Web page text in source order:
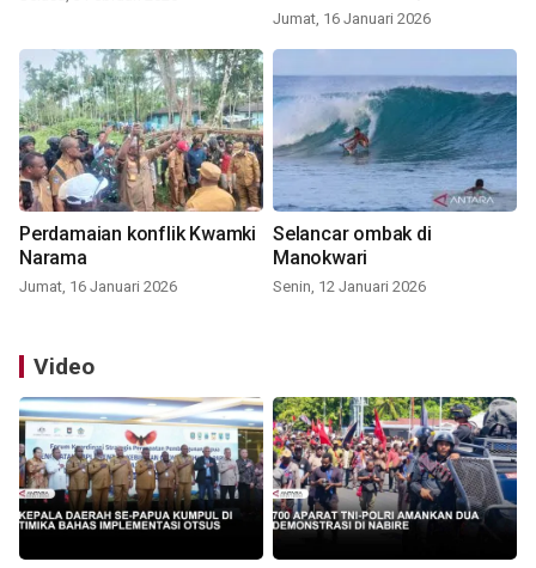
Jumat, 16 Januari 2026
Perdamaian konflik Kwamki
Narama
Jumat, 16 Januari 2026
Selancar ombak di
Manokwari
Senin, 12 Januari 2026
Video